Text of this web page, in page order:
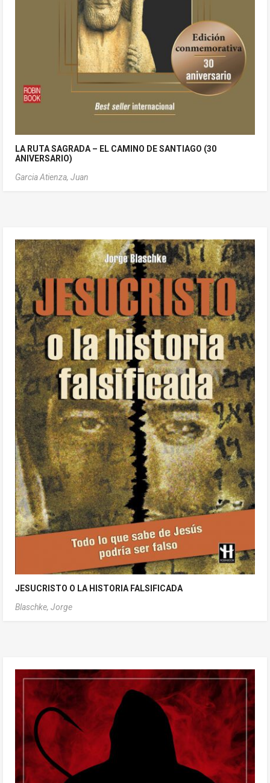
LA RUTA SAGRADA – EL CAMINO DE SANTIAGO (30
ANIVERSARIO)
Garcia Atienza, Juan
JESUCRISTO O LA HISTORIA FALSIFICADA
Blaschke, Jorge